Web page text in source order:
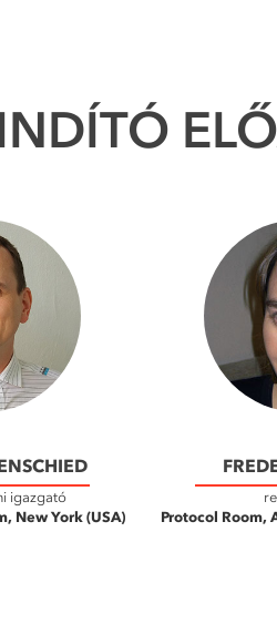
igazgató
New York (USA) Protocol Room,